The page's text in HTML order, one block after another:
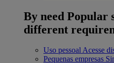
By need Popular
different
Uso pessoalAcesse
Pequenas empresas